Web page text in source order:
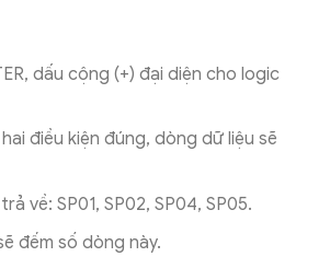
dấu cộng (+) đại diện cho logic
điều kiện đúng, dòng dữ liệu sẽ
về: SP01, SP02, SP04, SP05.
đếm số dòng này.